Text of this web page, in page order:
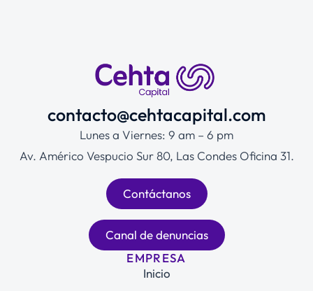
contacto@cehtacapital.com
Lunes a Viernes: 9 am – 6 pm
Av. Américo Vespucio Sur 80, Las Condes Oficina 31.
Contáctanos
Canal de denuncias
EMPRESA
Inicio